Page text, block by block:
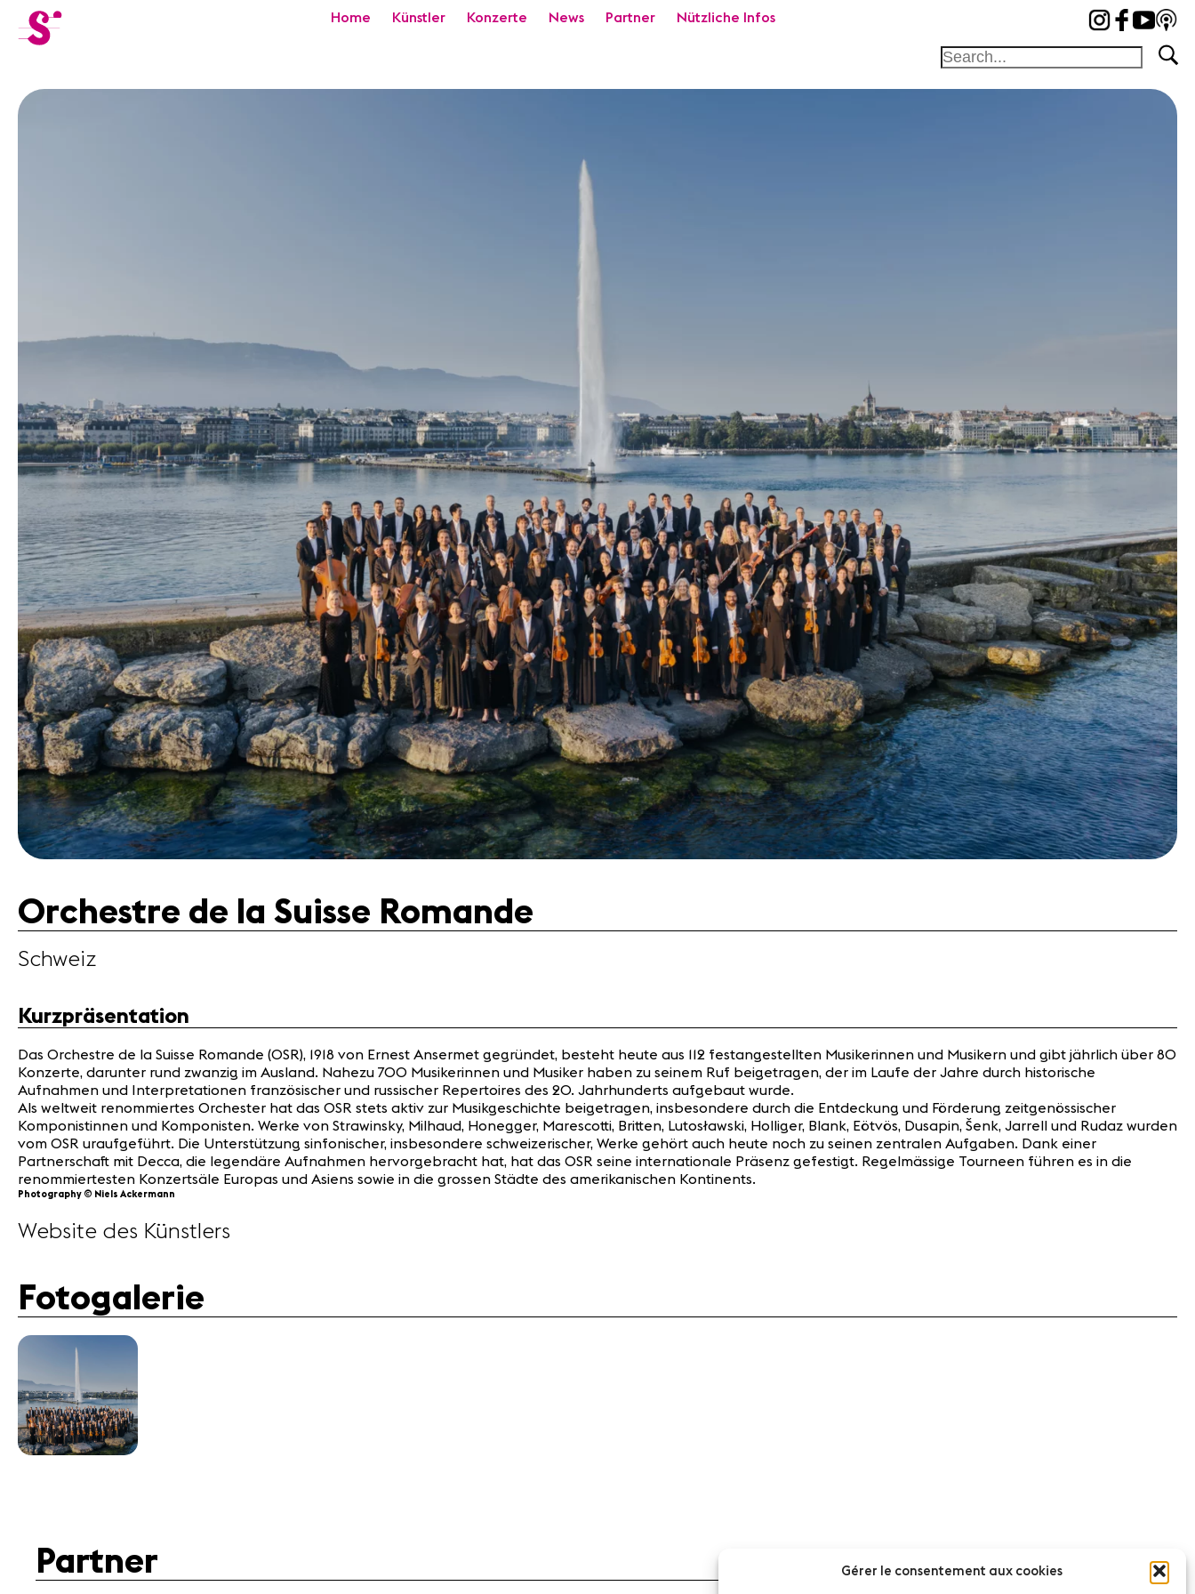
Gérer le consentement aux cookies
cat-festi
Medien
Presse
Jobs
Über uns
Impressum
Kontakt
Home Künstler Konzerte News Partner Nützliche Infos
Orchestre de la Suisse Romande
Schweiz
Kurzpräsentation
Das Orchestre de la Suisse Romande (OSR), 1918 von Ernest Ansermet gegründet, besteht heute aus 112 festangestellten Musikerinnen und Musikern und gibt jährlich über 80
Konzerte, darunter rund zwanzig im Ausland. Nahezu 700 Musikerinnen und Musiker haben zu seinem Ruf beigetragen, der im Laufe der Jahre durch historische
Aufnahmen und Interpretationen französischer und russischer Repertoires des 20. Jahrhunderts aufgebaut wurde.
Als weltweit renommiertes Orchester hat das OSR stets aktiv zur Musikgeschichte beigetragen, insbesondere durch die Entdeckung und Förderung zeitgenössischer
Komponistinnen und Komponisten. Werke von Strawinsky, Milhaud, Honegger, Marescotti, Britten, Lutosławski, Holliger, Blank, Eötvös, Dusapin, Šenk, Jarrell und Rudaz wurden
vom OSR uraufgeführt. Die Unterstützung sinfonischer, insbesondere schweizerischer, Werke gehört auch heute noch zu seinen zentralen Aufgaben. Dank einer
Partnerschaft mit Decca, die legendäre Aufnahmen hervorgebracht hat, hat das OSR seine internationale Präsenz gefestigt. Regelmässige Tourneen führen es in die
renommiertesten Konzertsäle Europas und Asiens sowie in die grossen Städte des amerikanischen Kontinents.
Photography © Niels Ackermann
Website des Künstlers
Fotogalerie
Partner